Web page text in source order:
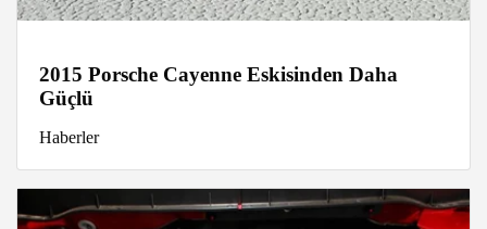
2015 Porsche Cayenne Eskisinden Daha
Güçlü
Haberler